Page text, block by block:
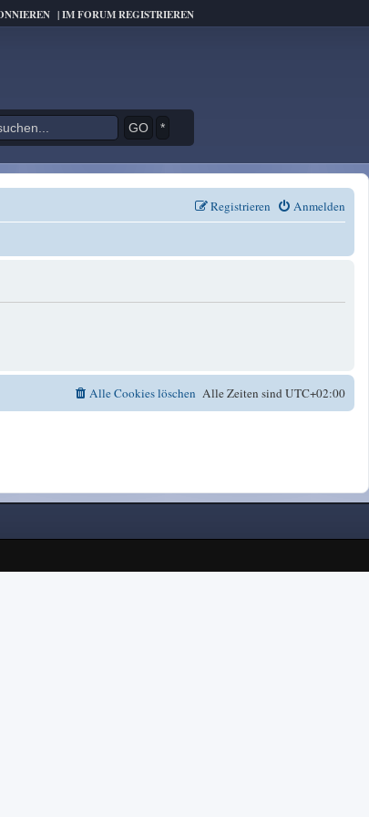
|IM FORUM REGISTRIEREN
*
Anmelden
Registrieren
Alle Zeiten sindUTC+02:00
Alle Cookies löschen